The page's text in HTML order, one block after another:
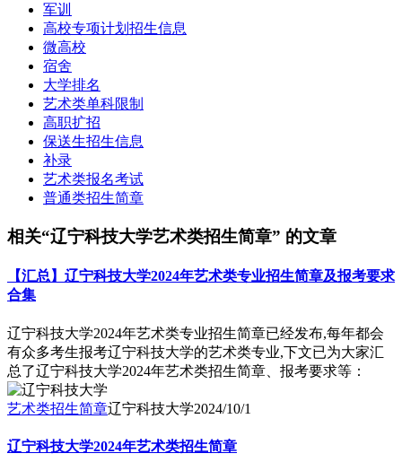
军训
高校专项计划招生信息
微高校
宿舍
大学排名
艺术类单科限制
高职扩招
保送生招生信息
补录
艺术类报名考试
普通类招生简章
相关“辽宁科技大学艺术类招生简章” 的文章
【汇总】辽宁科技大学2024年艺术类专业招生简章及报考要求
合集
辽宁科技大学2024年艺术类专业招生简章已经发布,每年都会
有众多考生报考辽宁科技大学的艺术类专业,下文已为大家汇
总了辽宁科技大学2024年艺术类招生简章、报考要求等：
艺术类招生简章辽宁科技大学2024/10/1
辽宁科技大学2024年艺术类招生简章